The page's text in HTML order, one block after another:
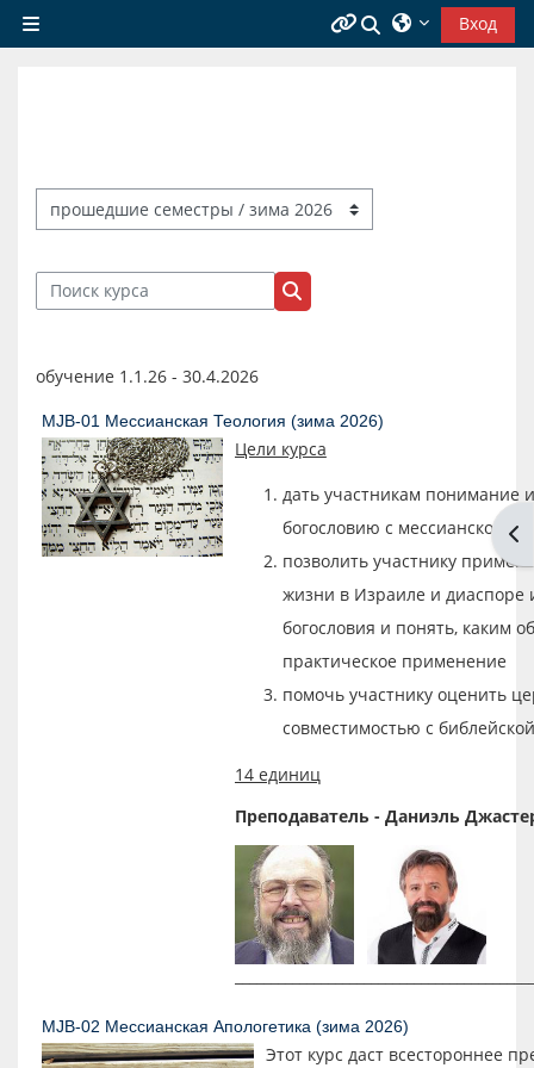
Боковая панель
Информация
Библиотека
Изменить
Вход
Категории курсов
Поиск курса
Поиск курса
обучение 1.1.26 - 30.4.2026
MJB-01 Мессианская Теология (зима 2026)
Цели курса
дать участникам понимание
богословию с мессианско-
позволить участнику
жизни в Израиле и диаспоре
богословия и понять, каким
практическое применение
помочь участнику оценить
совместимостью с
14 единиц
Преподаватель - Даниэль
MJB-02 Мессианская Апологетика (зима 2026)
Этот курс даст всестороннее